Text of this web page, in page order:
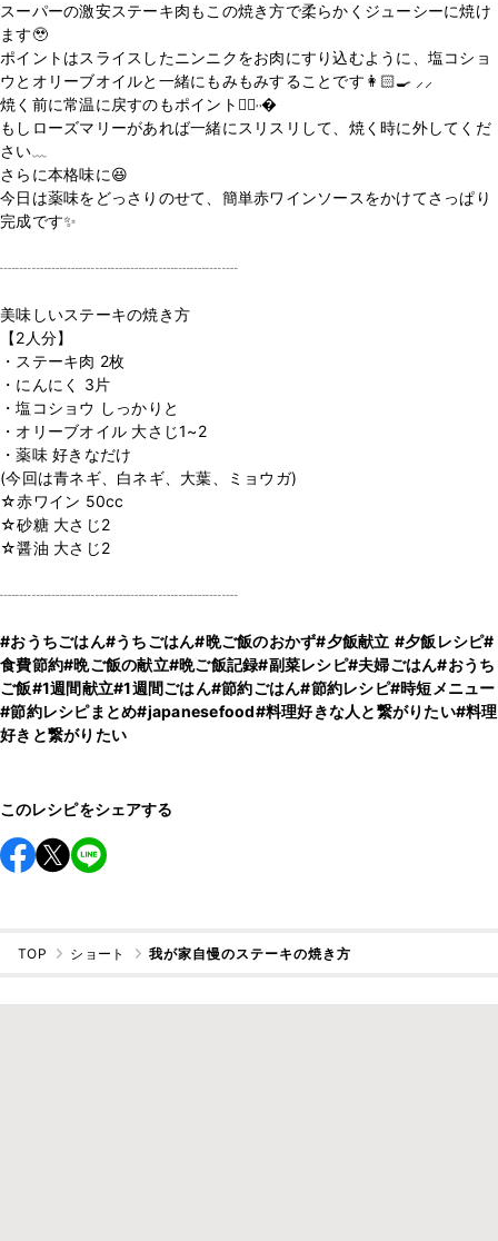
スーパーの激安ステーキ肉もこの焼き方で柔らかくジューシーに焼け
ます🥹
ポイントはスライスしたニンニクをお肉にすり込むように、塩コショ
ウとオリーブオイルと一緒にもみもみすることです👩🏻‍🍳 ⸝⸝
焼く前に常温に戻すのもポイント☝🏻️˒˒�
もしローズマリーがあれば一緒にスリスリして、焼く時に外してくだ
さい﹏
さらに本格味に😆
今日は薬味をどっさりのせて、簡単赤ワインソースをかけてさっぱり
完成です✨
┈┈┈┈┈┈┈┈┈┈┈┈┈┈┈
美味しいステーキの焼き方
【2人分】
・ステーキ肉 2枚
・にんにく 3片
・塩コショウ しっかりと
・オリーブオイル 大さじ1~2
・薬味 好きなだけ
(今回は青ネギ、白ネギ、大葉、ミョウガ)
☆赤ワイン 50cc
☆砂糖 大さじ2
☆醤油 大さじ2
┈┈┈┈┈┈┈┈┈┈┈┈┈┈┈
#おうちごはん#うちごはん#晩ご飯のおかず#夕飯献立 #夕飯レシピ#
食費節約#晩ご飯の献立#晩ご飯記録#副菜レシピ#夫婦ごはん#おうち
ご飯#1週間献立#1週間ごはん#節約ごはん#節約レシピ#時短メニュー
#節約レシピまとめ#japanesefood#料理好きな人と繋がりたい#料理
好きと繋がりたい
このレシピをシェアする
TOP ショート 我が家自慢のステーキの焼き方